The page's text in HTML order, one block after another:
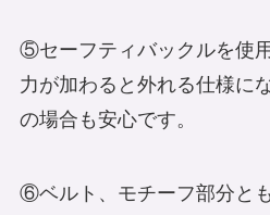
⑤セーフティバックルを使
力が加わると外れる仕様に
の場合も安心です。
⑥ベルト、モチーフ部分と